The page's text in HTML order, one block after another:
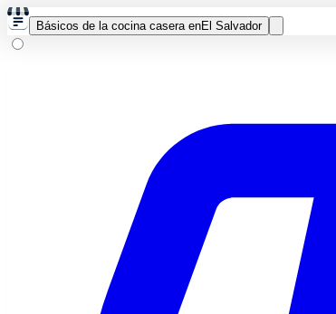
Básicos de la cocina casera enEl Salvador